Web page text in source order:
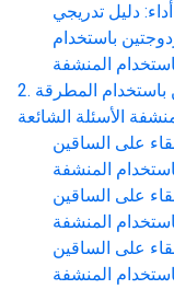
أداء: دليل تدريجي
باستخدام
المنشفة
باستخدام المطرقة
الأسئلة الشائعة
على الساقين
المنشفة
على الساقين
المنشفة
على الساقين
المنشفة